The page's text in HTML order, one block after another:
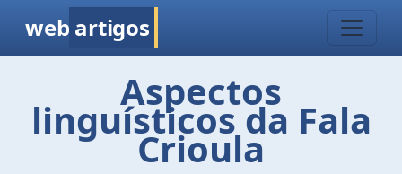
web artigos
Aspectos
linguísticos da Fala
Crioula